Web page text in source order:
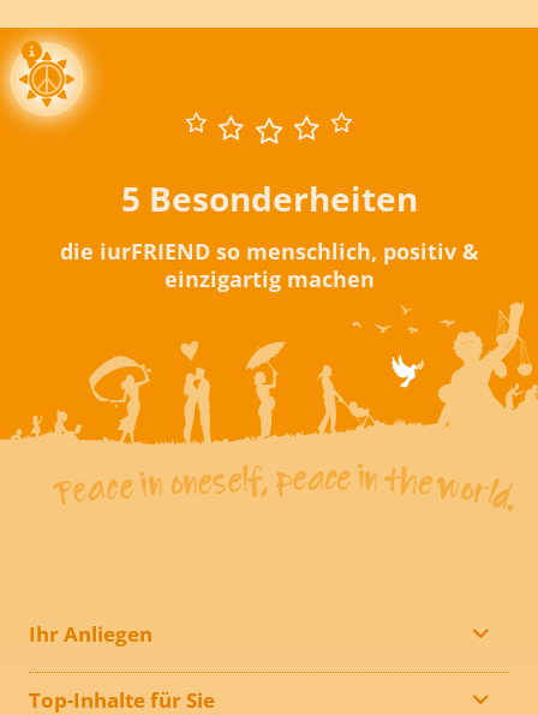
5 Besonderheiten
die iurFRIEND so menschlich, positiv &
einzigartig machen
Ihr Anliegen
Top-Inhalte für Sie